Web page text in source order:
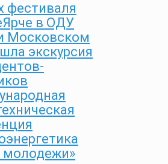
фестиваля
в ОДУ
Московском
экскурсия
молодежи»